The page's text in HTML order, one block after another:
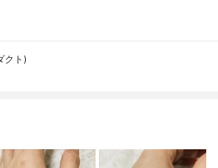
クト)